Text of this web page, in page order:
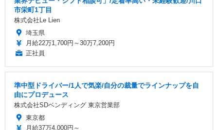
市栄町1丁目
株式会社Le Lien
埼玉県
月給22万1,700円～30万7,200円
正社員
準中型ドライバー/1人で気楽/自分の裁量でラインナップを自
由にプロデュース
株式会社SDベンディング 東京営業部
東京都
月給37万4,000円～